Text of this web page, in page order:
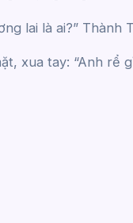
lai là ai?” Thành
xua tay: “Anh rể